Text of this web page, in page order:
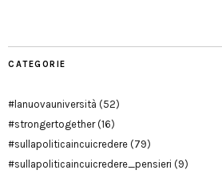
CATEGORIE
#lanuovauniversità (52)
#strongertogether(16)
#sullapoliticaincuicredere (79)
#sullapoliticaincuicredere_pensieri (9)